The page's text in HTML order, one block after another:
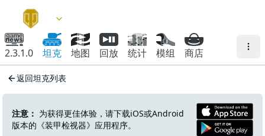
2.3.1.0 坦克 地图 回放 统计 模组 商店
返回坦克列表
注意： 为获得更佳体验，请下载iOS或Android
版本的《装甲检视器》应用程序。